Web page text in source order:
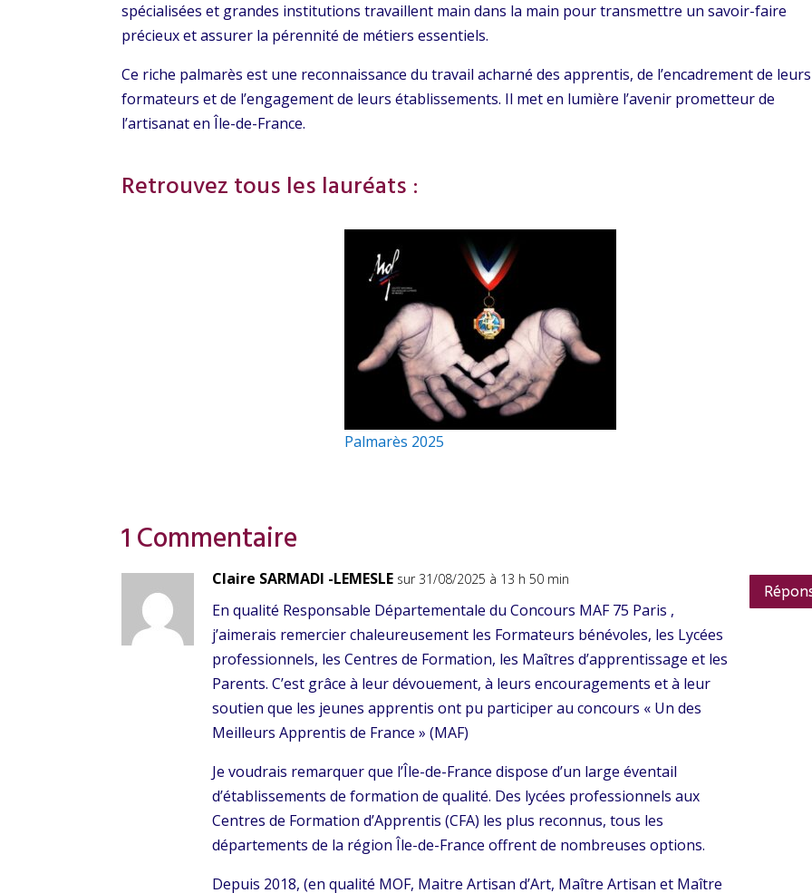
spécialisées et grandes institutions travaillent main dans la main pour transmettre un savoir-faire
précieux et assurer la pérennité de métiers essentiels.
Ce riche palmarès est une reconnaissance du travail acharné des apprentis, de l’encadrement de leurs
formateurs et de l’engagement de leurs établissements. Il met en lumière l’avenir prometteur de
l’artisanat en Île-de-France.
Retrouvez tous les lauréats :
Palmarès 2025
1 Commentaire
Claire SARMADI -LEMESLE sur 31/08/2025 à 13 h 50 min
En qualité Responsable Départementale du Concours MAF 75 Paris ,
j’aimerais remercier chaleureusement les Formateurs bénévoles, les Lycées
professionnels, les Centres de Formation, les Maîtres d’apprentissage et les
Parents. C’est grâce à leur dévouement, à leurs encouragements et à leur
soutien que les jeunes apprentis ont pu participer au concours « Un des
Meilleurs Apprentis de France » (MAF)
Je voudrais remarquer que l’Île-de-France dispose d’un large éventail
d’établissements de formation de qualité. Des lycées professionnels aux
Centres de Formation d’Apprentis (CFA) les plus reconnus, tous les
départements de la région Île-de-France offrent de nombreuses options.
Depuis 2018, (en qualité MOF, Maitre Artisan d’Art, Maître Artisan et Maître